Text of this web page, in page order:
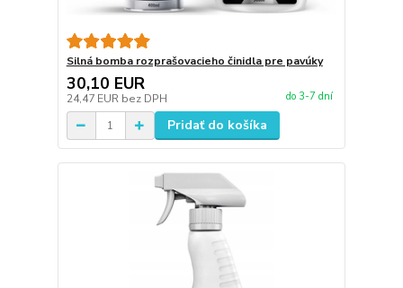
Silná bomba rozprašovacieho činidla pre pavúky
30,10 EUR
24,47 EUR bez DPH do 3-7 dní
Pridať do košíka